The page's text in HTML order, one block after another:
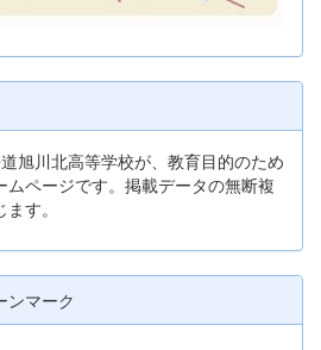
旭川北高等学校が、教育目的のため
ムページです。掲載データの無断複
す。
ンマーク